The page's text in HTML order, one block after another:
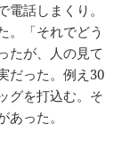
話しまくり。
。「それでどう
たが、人の見て
だった。例え30
グを打込む。そ
った。